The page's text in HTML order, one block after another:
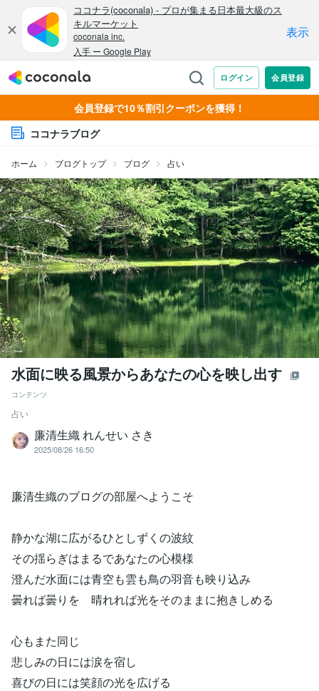
会員登録で10％割引クーポンを獲得！
ココナラブログ
ホーム ブログトップ ブログ 占い
水面に映る風景からあなたの心を映し出す
コンテンツ
占い
廉清生織 れんせい さき
2025/08/26 16:50
廉清生織のブログの部屋へようこそ
静かな湖に広がるひとしずくの波紋
その揺らぎはまるであなたの心模様
澄んだ水面には青空も雲も鳥の羽音も映り込み
曇れば曇りを 晴れれば光をそのままに抱きしめる
心もまた同じ
悲しみの日には涙を宿し
喜びの日には笑顔の光を広げる